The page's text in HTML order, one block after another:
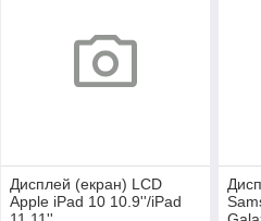
Дисплей (екран) LCD
Apple iPad 10 10.9''/iPad